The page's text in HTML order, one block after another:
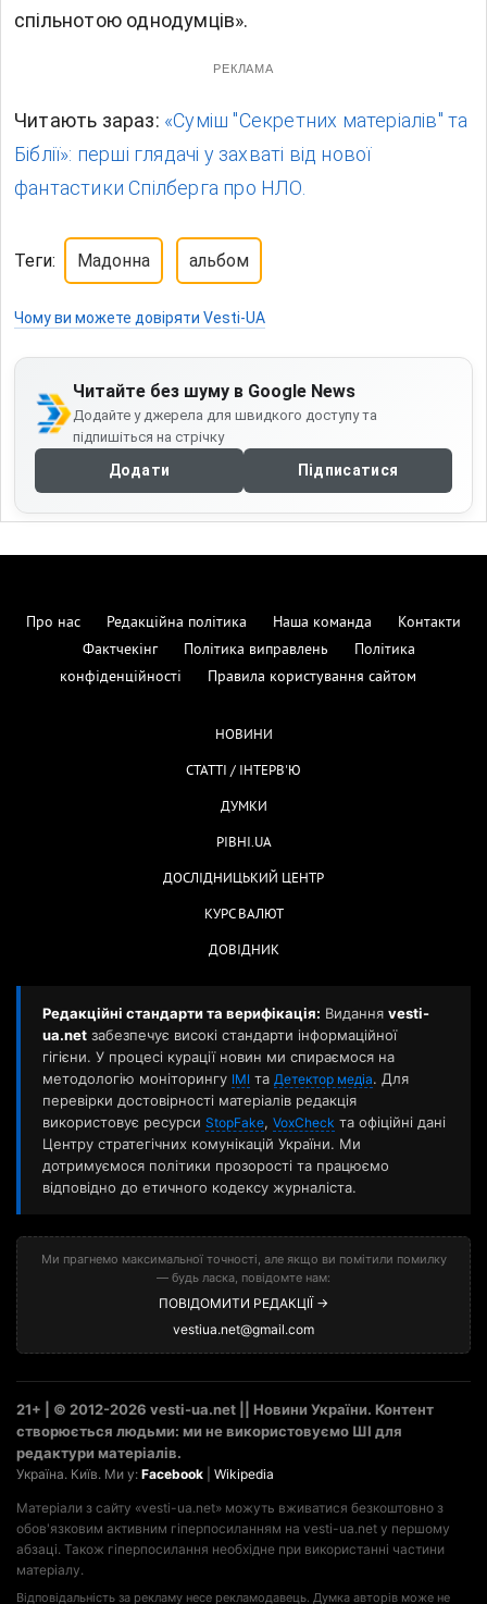
спільнотою однодумців».
РЕКЛАМА
Читають зараз: «Суміш "Секретних матеріалів" та
Біблії»: перші глядачі у захваті від нової
фантастики Спілберга про НЛО.
Теги: Мадонна альбом
Чому ви можете довіряти Vesti-UA
Читайте без шуму в Google News
Додайте у джерела для швидкого доступу та
підпишіться на стрічку
Додати Підписатися
Про нас Редакційна політика Наша команда
Контакти
Фактчекінг
Політика виправлень
Політика
конфіденційності
Правила користування сайтом
НОВИНИ
СТАТТІ / ІНТЕРВ'Ю
ДУМКИ
РІВНІ.UA
ДОСЛІДНИЦЬКИЙ ЦЕНТР
КУРС ВАЛЮТ
ДОВІДНИК
Редакційні стандарти та верифікація: Видання vesti-
ua.net забезпечує високі стандарти інформаційної
гігієни. У процесі курації новин ми спираємося на
методологію моніторингу ІМІ та Детектор медіа. Для
перевірки достовірності матеріалів редакція
використовує ресурси StopFake, VoxCheck та офіційні дані
Центру стратегічних комунікацій України. Ми
дотримуємося політики прозорості та працюємо
відповідно до етичного кодексу журналіста.
Ми прагнемо максимальної точності, але якщо ви помітили помилку
— будь ласка, повідомте нам:
ПОВІДОМИТИ РЕДАКЦІЇ →
vestiua.net@gmail.com
21+ | © 2012-2026 vesti-ua.net || Новини України. Контент
створюється людьми: ми не використовуємо ШІ для
редактури матеріалів.
Україна. Київ. Ми у: Facebook Wikipedia
Матеріали з сайту «vesti-ua.net» можуть вживатися безкоштовно з
обов'язковим активним гіперпосиланням на vesti-ua.net у першому
абзаці. Також гіперпосилання необхідне при використанні частини
матеріалу.
Відповідальність за рекламу несе рекламодавець. Думка авторів може не